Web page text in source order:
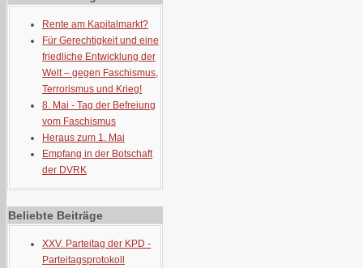
Rente am Kapitalmarkt?
Für Gerechtigkeit und eine
friedliche Entwicklung der
Welt – gegen Faschismus,
Terrorismus und Krieg!
8. Mai - Tag der Befreiung
vom Faschismus
Heraus zum 1. Mai
Empfang in der Botschaft
der DVRK
Beliebte Beiträge
XXV. Parteitag der KPD -
Parteitagsprotokoll